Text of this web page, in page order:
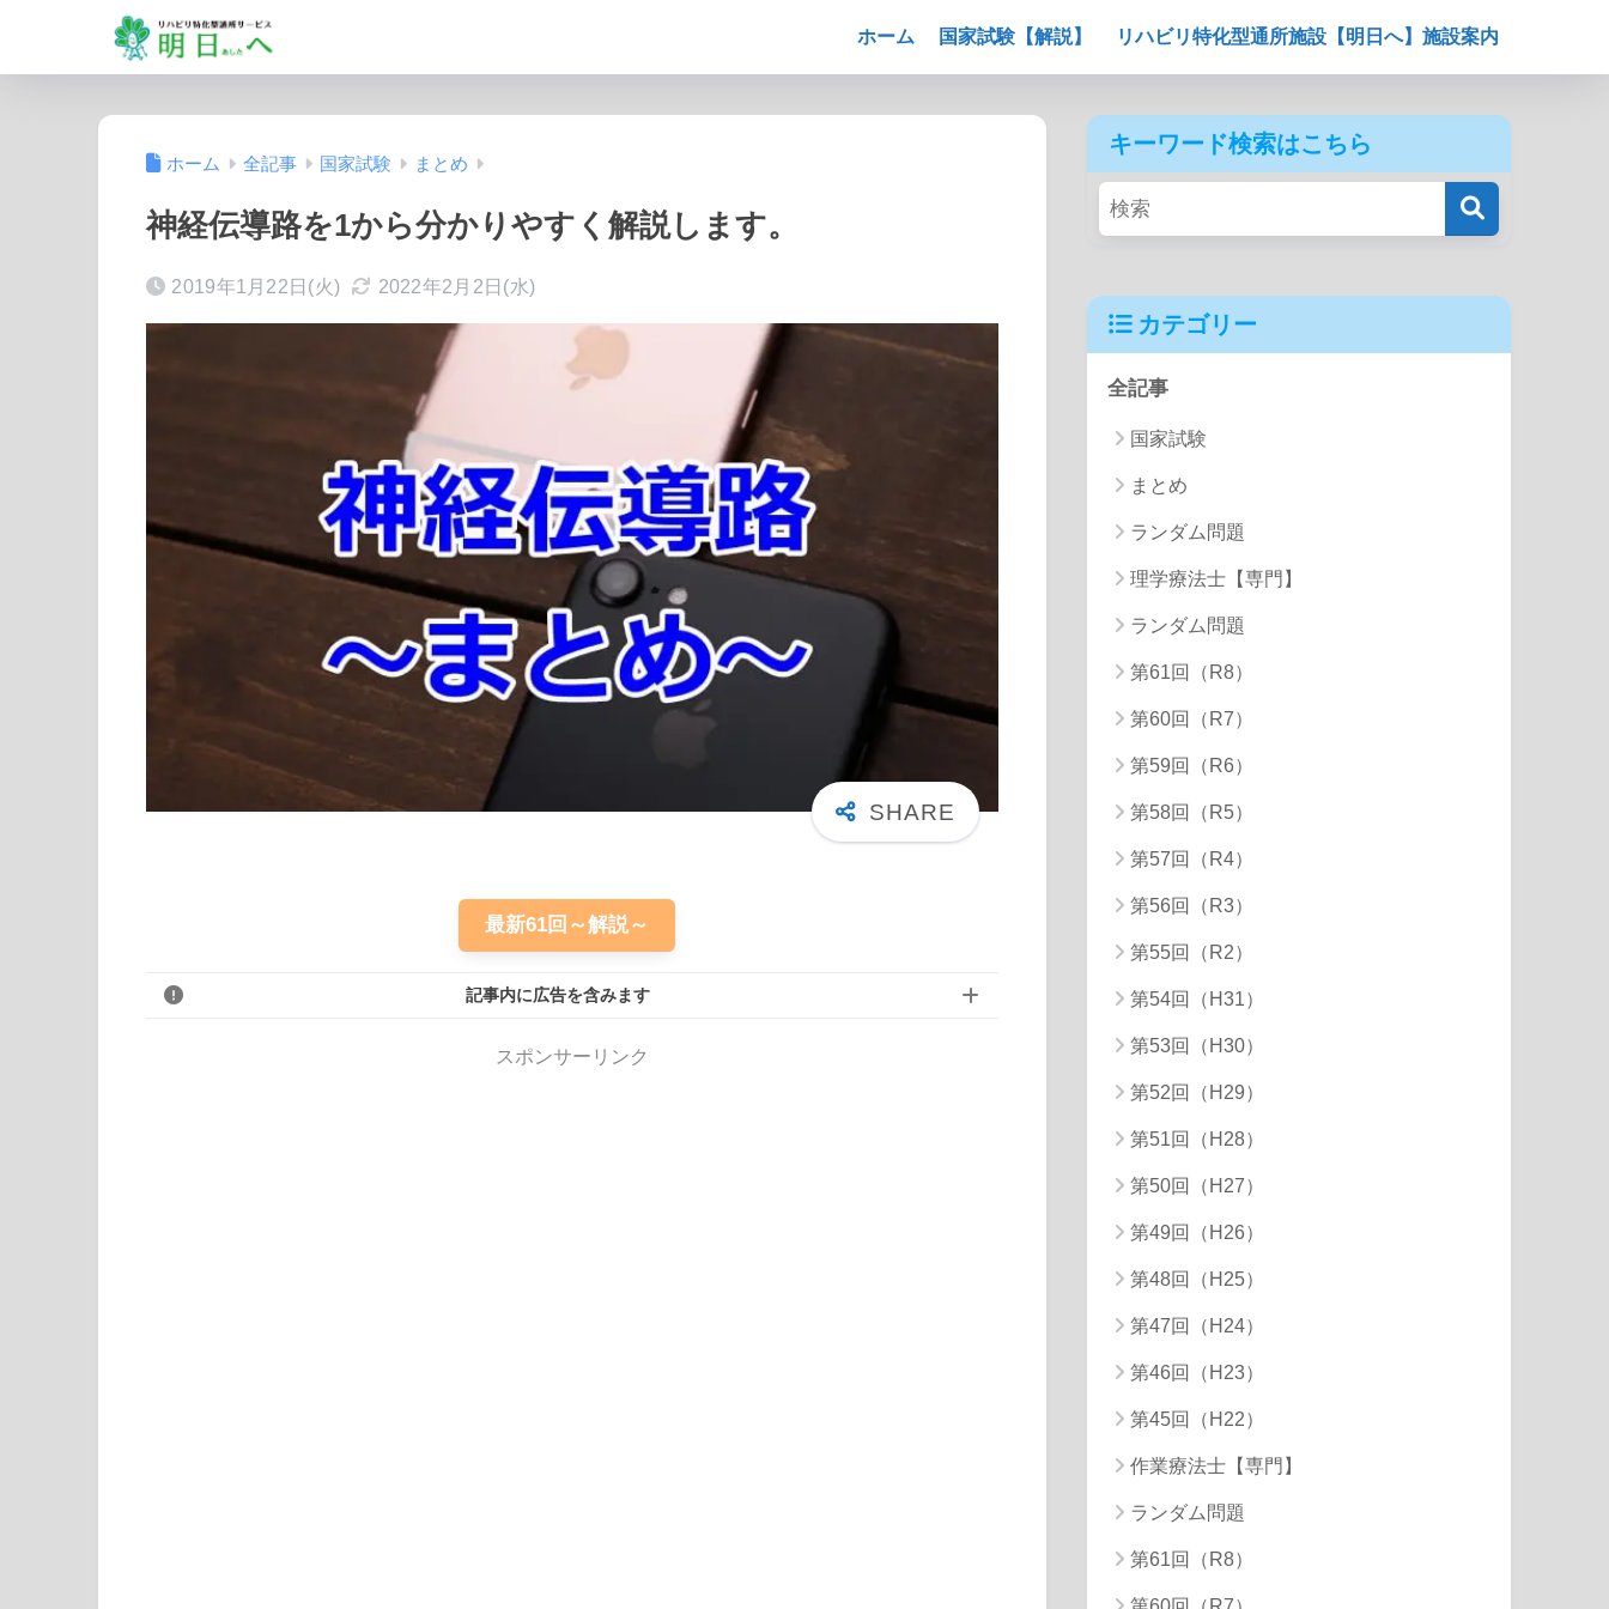
ホーム 国家試験【解説】 リハビリ特化型通所施設【明日へ】施設案内
ホーム 全記事 国家試験 まとめ
神経伝導路を1から分かりやすく解説します。
2019年1月22日(火) 2022年2月2日(水)
最新61回～解説～
記事内に広告を含みます
スポンサーリンク
キーワード検索はこちら
カテゴリー
全記事
国家試験
まとめ
ランダム問題
理学療法士【専門】
ランダム問題
第61回（R8）
第60回（R7）
第59回（R6）
第58回（R5）
第57回（R4）
第56回（R3）
第55回（R2）
第54回（H31）
第53回（H30）
第52回（H29）
第51回（H28）
第50回（H27）
第49回（H26）
第48回（H25）
第47回（H24）
第46回（H23）
第45回（H22）
作業療法士【専門】
ランダム問題
第61回（R8）